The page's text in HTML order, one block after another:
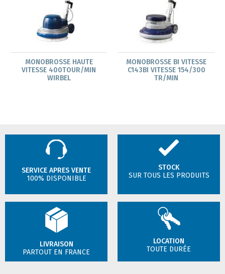
MONOBROSSE HAUTE
VITESSE 400TOUR/MIN
WIRBEL
MONOBROSSE BI VITESSE
C143BI VITESSE 154/300
TR/MIN
SERVICE APRES VENTE
100% DISPONIBLE
STOCK
SUR TOUS LES PRODUITS
LIVRAISON
PARTOUT EN FRANCE
LOCATION
TOUTE DURÉE